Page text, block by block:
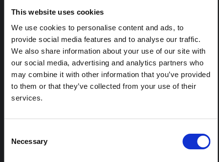
This website uses cookies
We use cookies to personalise content and ads, to
provide social media features and to analyse our traffic.
We also share information about your use of our site with
our social media, advertising and analytics partners who
may combine it with other information that you’ve provided
to them or that they’ve collected from your use of their
services.
Selection
Necessary
Cette note est la deuxième produite par " le collectif
pour l'Ituri ", un réseau informel principalement animé
par des chercheurs en sciences sociales qui fournissent
des informations contextuelles pour la réponse à
l'épidémie d'Ebola à Bundibugyo dans l'Ituri, à l'est de
la RDC. Cette note développe les…
HAL Sciences ouvertes
2026
ARTICLE
Note contextuelle sur l'épidémie
Bundibugyo. La note n'aborde pas directement